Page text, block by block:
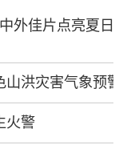
外佳片点亮夏日
洪灾害气象预警
火警